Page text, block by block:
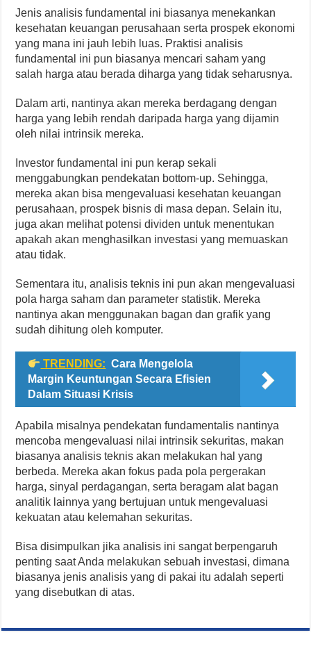
Jenis analisis fundamental ini biasanya menekankan
kesehatan keuangan perusahaan serta prospek ekonomi
yang mana ini jauh lebih luas. Praktisi analisis
fundamental ini pun biasanya mencari saham yang
salah harga atau berada diharga yang tidak seharusnya.
Dalam arti, nantinya akan mereka berdagang dengan
harga yang lebih rendah daripada harga yang dijamin
oleh nilai intrinsik mereka.
Investor fundamental ini pun kerap sekali
menggabungkan pendekatan bottom-up. Sehingga,
mereka akan bisa mengevaluasi kesehatan keuangan
perusahaan, prospek bisnis di masa depan. Selain itu,
juga akan melihat potensi dividen untuk menentukan
apakah akan menghasilkan investasi yang memuaskan
atau tidak.
Sementara itu, analisis teknis ini pun akan mengevaluasi
pola harga saham dan parameter statistik. Mereka
nantinya akan menggunakan bagan dan grafik yang
sudah dihitung oleh komputer.
TRENDING: Cara Mengelola
Margin Keuntungan Secara Efisien
Dalam Situasi Krisis
Apabila misalnya pendekatan fundamentalis nantinya
mencoba mengevaluasi nilai intrinsik sekuritas, makan
biasanya analisis teknis akan melakukan hal yang
berbeda. Mereka akan fokus pada pola pergerakan
harga, sinyal perdagangan, serta beragam alat bagan
analitik lainnya yang bertujuan untuk mengevaluasi
kekuatan atau kelemahan sekuritas.
Bisa disimpulkan jika analisis ini sangat berpengaruh
penting saat Anda melakukan sebuah investasi, dimana
biasanya jenis analisis yang di pakai itu adalah seperti
yang disebutkan di atas.